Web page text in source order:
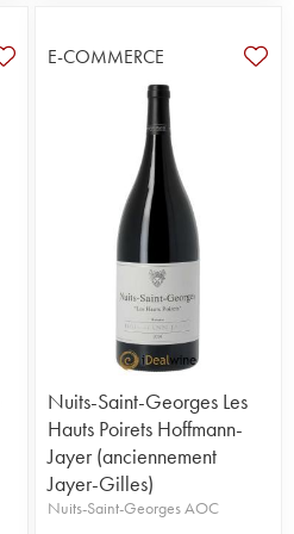
E-COMMERCE
Nuits-Saint-Georges Les
Hauts Poirets Hoffmann-
Jayer (anciennement
Jayer-Gilles)
Nuits-Saint-Georges AOC